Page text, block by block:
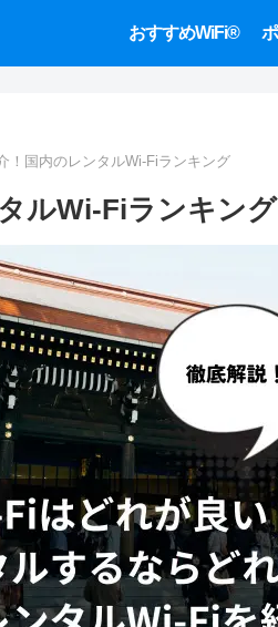
おすすめWiFi®
！国内のレンタルWi-Fiランキング
ルWi-Fiランキング